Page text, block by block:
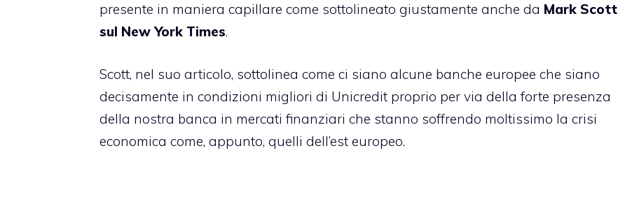
presente in maniera capillare come sottolineato giustamente anche da Mark Scott
sul New York Times.
Scott, nel suo articolo, sottolinea come ci siano alcune banche europee che siano
decisamente in condizioni migliori di Unicredit proprio per via della forte presenza
della nostra banca in mercati finanziari che stanno soffrendo moltissimo la crisi
economica come, appunto, quelli dell’est europeo.